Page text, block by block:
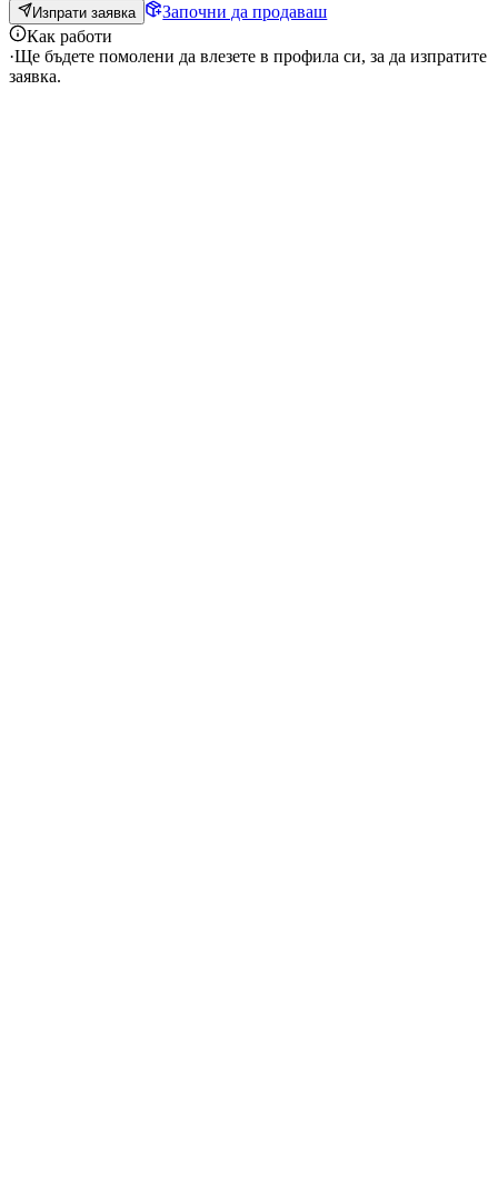
Изпрати заявка
Започни да продаваш
Как работи
·Ще бъдете помолени да влезете в профила си, за да изпратите
заявка.